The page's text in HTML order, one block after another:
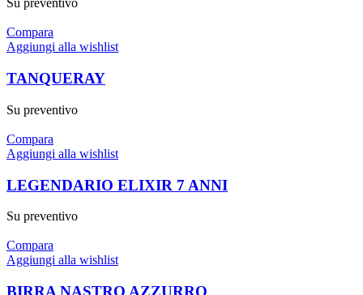
Su preventivo
Compara
Aggiungi alla wishlist
TANQUERAY
Su preventivo
Compara
Aggiungi alla wishlist
LEGENDARIO ELIXIR 7 ANNI
Su preventivo
Compara
Aggiungi alla wishlist
BIRRA NASTRO AZZURRO